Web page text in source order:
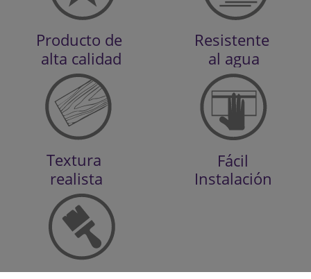
Producto de
alta calidad
Resistente
al agua
Textura
realista
Fácil
Instalación